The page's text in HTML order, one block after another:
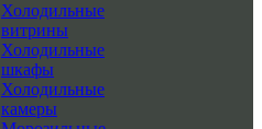
Холодильные
витрины
Холодильные
шкафы
Холодильные
камеры